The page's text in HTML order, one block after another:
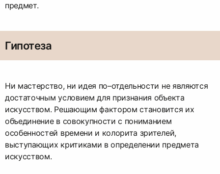
предмет.
Гипотеза
Ни мастерство, ни идея по–отдельности не являются
достаточным условием для признания объекта
искусством. Решающим фактором становится их
объединение в совокупности с пониманием
особенностей времени и колорита зрителей,
выступающих критиками в определении предмета
искусством.